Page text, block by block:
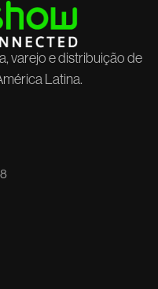
varejo e distribuição de
Latina.